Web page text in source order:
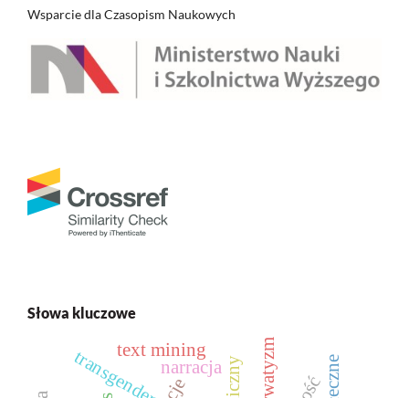
Wsparcie dla Czasopism Naukowych
Słowa kluczowe
narracja
transgendertext mining